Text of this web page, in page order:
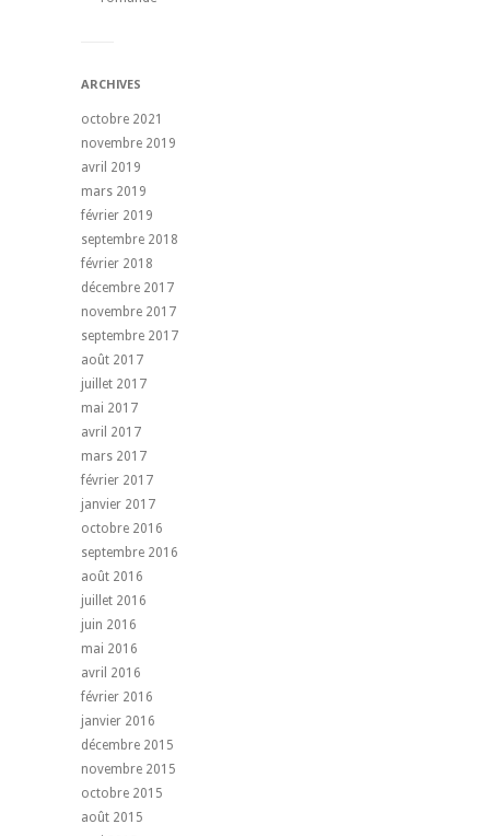
ARCHIVES
octobre 2021
novembre 2019
avril 2019
mars 2019
février 2019
septembre 2018
février 2018
décembre 2017
novembre 2017
septembre 2017
août 2017
juillet 2017
mai 2017
avril 2017
mars 2017
février 2017
janvier 2017
octobre 2016
septembre 2016
août 2016
juillet 2016
juin 2016
mai 2016
avril 2016
février 2016
janvier 2016
décembre 2015
novembre 2015
octobre 2015
août 2015